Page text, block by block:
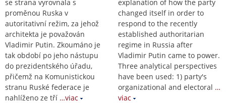
se strana vyrovnala s
proměnou Ruska v
autoritativní režim, za jehož
architekta je považován
Vladimir Putin. Zkoumáno je
tak období po jeho nástupu
do prezidentského úřadu,
přičemž na Komunistickou
stranu Ruské federace je
nahlíženo ze tří …viac
explanation of how the party
changed itself in order to
respond to the recently
established authoritarian
regime in Russia after
Vladimir Putin came to power.
Three analytical perspectives
have been used: 1) party's
organizational and electoral …
viac